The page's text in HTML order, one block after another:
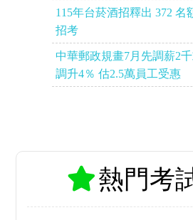
115年台菸酒招釋出 372 名
招考
中華郵政規畫7月先調薪2
調升4％ 估2.5萬員工受惠
熱門考